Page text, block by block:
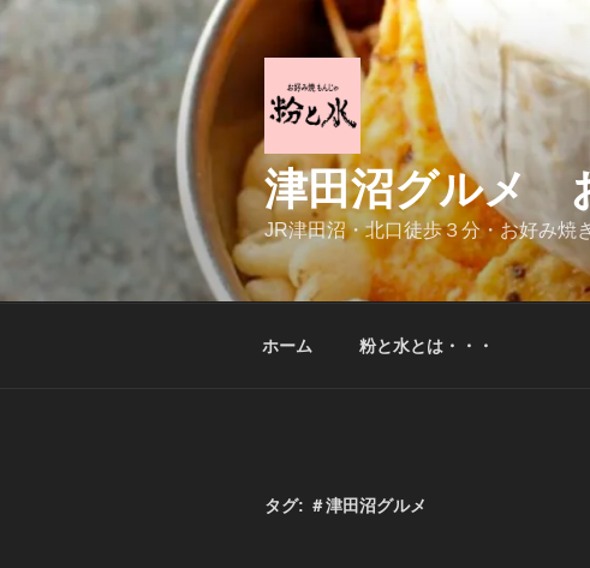
コ
津田沼グルメ
JR津田沼・北口徒歩３分・お好み焼
ホーム 粉と水とは・・・
タグ: ＃津田沼グルメ